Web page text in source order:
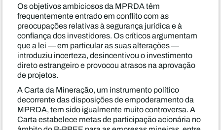
Os objetivos ambiciosos da MPRDA têm
frequentemente entrado em conflito com as
preocupações relativas à segurança jurídica e à
confiança dos investidores. Os críticos argumentam
que a lei — em particular as suas alterações —
introduziu incerteza, desincentivou o investimento
direto estrangeiro e provocou atrasos na aprovação
de projetos.
A Carta da Mineração, um instrumento político
decorrente das disposições de empoderamento da
MPRDA, tem sido igualmente muito controversa. A
Carta estabelece metas de participação acionária no